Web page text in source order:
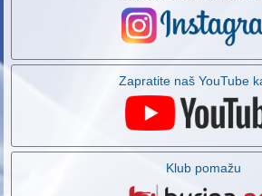
Zapratite naš YouTube
Klub pomažu